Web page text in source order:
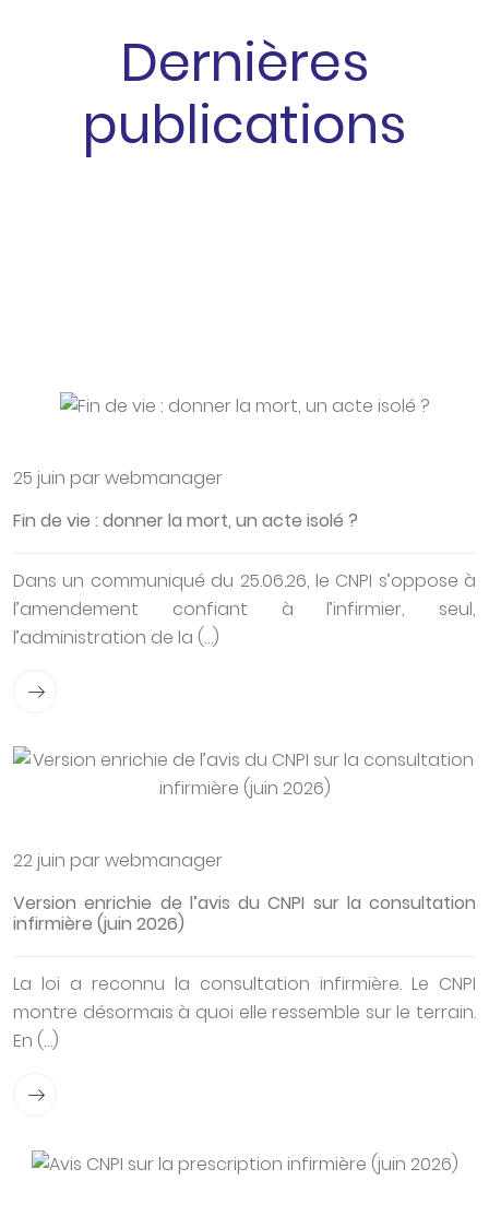
Dernières
publications
25 juin par webmanager
Fin de vie : donner la mort, un acte isolé ?
Dans un communiqué du 25.06.26, le CNPI s’oppose à
l’amendement confiant à l’infirmier, seul,
l’administration de la (…)
22 juin par webmanager
Version enrichie de l’avis du CNPI sur la consultation
infirmière (juin 2026)
La loi a reconnu la consultation infirmière. Le CNPI
montre désormais à quoi elle ressemble sur le terrain.
En (…)